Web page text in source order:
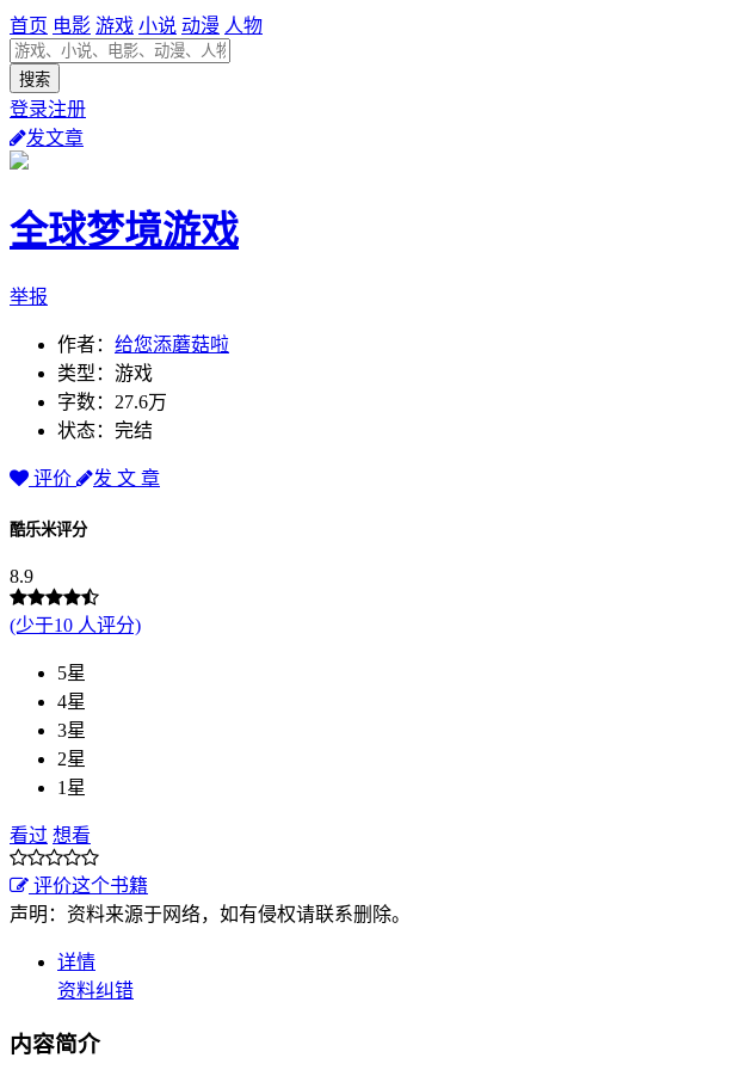
首页 电影 游戏 小说 动漫 人物
登录注册
发文章
全球梦境游戏
举报
作者： 给您添蘑菇啦
类型：游戏
字数：27.6万
状态：完结
评价 发 文 章
酷乐米评分
8.9
(少于10 人评分)
5星
4星
3星
2星
1星
看过 想看
评价这个书籍
声明：资料来源于网络，如有侵权请联系删除。
详情
资料纠错
内容简介